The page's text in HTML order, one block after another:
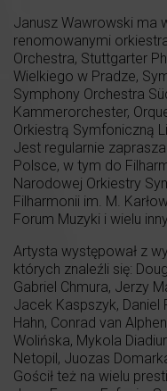
Janusz Wawrowski ma
renomowanymi
Orchestra, Stuttgarter
Wielkiego w Pradze,
Symphony Orchestra
Kammerorchester,
Orkiestrą Symfoniczną
Jest regularnie
Polsce, w tym do
Narodowej Orkiestry
Filharmonii im. M.
Forum Muzyki i wielu
Artysta występował z
których znaleźli się:
Gabriel Chmura, Jerzy
Jacek Kaspszyk, Daniel
Hahn, Conrad van
Wolińska, Mykola
Netopil, Juozas
Gościł też na wielu